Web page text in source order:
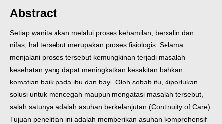
Abstract
Setiap wanita akan melalui proses kehamilan, bersalin dan
nifas, hal tersebut merupakan proses fisiologis. Selama
menjalani proses tersebut kemungkinan terjadi masalah
kesehatan yang dapat meningkatkan kesakitan bahkan
kematian baik pada ibu dan bayi. Oleh sebab itu, diperlukan
solusi untuk mencegah maupun mengatasi masalah tersebut,
salah satunya adalah asuhan berkelanjutan (Continuity of Care).
Tujuan penelitian ini adalah memberikan asuhan komprehensif